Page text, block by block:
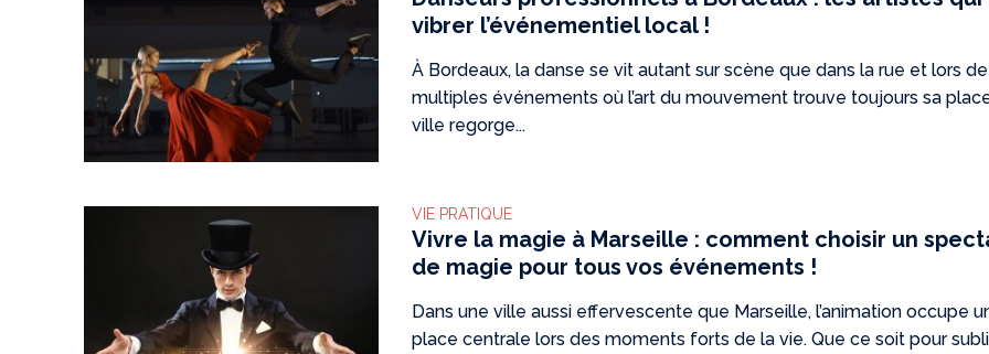
vibrer l’événementiel local !
À Bordeaux, la danse se vit autant sur scène que dans la rue et lors de
multiples événements où l’art du mouvement trouve toujours sa
ville regorge...
VIE PRATIQUE
Vivre la magie à Marseille : comment choisir un
de magie pour tous vos événements !
Dans une ville aussi effervescente que Marseille, l’animation occupe
place centrale lors des moments forts de la vie. Que ce soit pour